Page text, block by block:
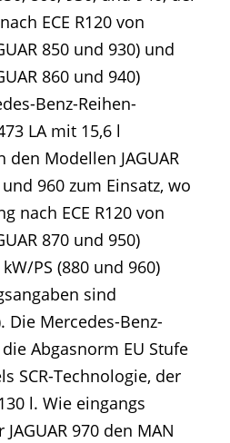
ECE R120 von
850 und 930) und
860 und 940)
Benz-Reihen-
LA mit 15,6 l
Modellen JAGUAR
und 960 zum Einsatz, wo
nach ECE R120 von
870 und 950)
PS (880 und 960)
sind
Die Mercedes-Benz-
Abgasnorm EU Stufe
SCR-Technologie, der
l. Wie eingangs
970 den MAN